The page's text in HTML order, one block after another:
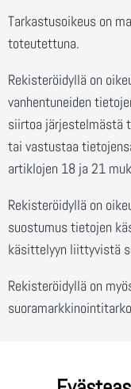
Tarkastusoikeus on
toteutettuna.
Rekisteröidyllä on
vanhentuneiden
siirtoa järjestelmästä
tai vastustaa
artiklojen 18 ja 21
Rekisteröidyllä on
suostumus tietojen
käsittelyyn liittyvistä
Rekisteröidyllä on